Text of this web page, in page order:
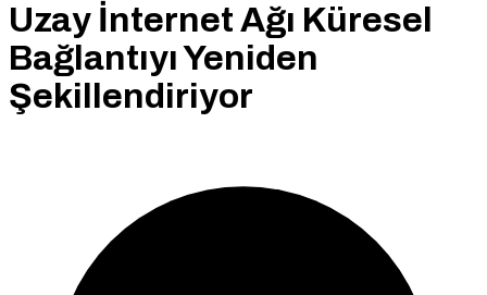
Uzay İnternet Ağı Küresel
Bağlantıyı Yeniden
Şekillendiriyor